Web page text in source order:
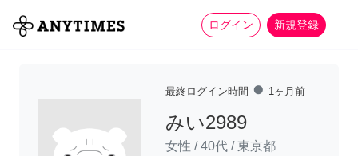
ログイン 新規登録
全て 家事 more_horiz
最終ログイン時間 fiber_manual_record 1ヶ月前
みい2989
女性 /40代 /東京都